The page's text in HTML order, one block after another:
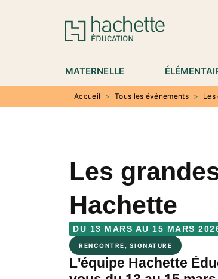
MENU RECHERCHE
MATERNELLE
Accueil > Tous les événements > Les
Les
Hachette
DU 13 MARS AU 15 MARS
RENCONTRE, SIGNATURE
L'équipe Hachette